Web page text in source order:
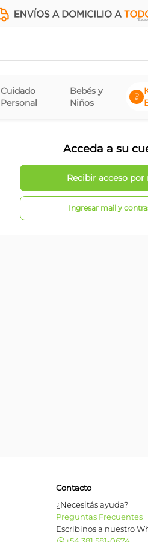
Cuidado
Personal
Bebés y
Niños
Acceda a su
Ingresar mail y
Contacto
¿Necesitás ayuda?
Preguntas Frecuentes
Escribinos a nuestro